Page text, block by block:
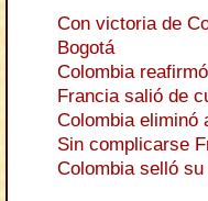
Con victoria de
Bogotá
Colombia
Francia salió de
Colombia eliminó
Sin complicarse
Colombia selló